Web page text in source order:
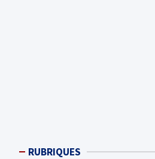
RUBRIQUES